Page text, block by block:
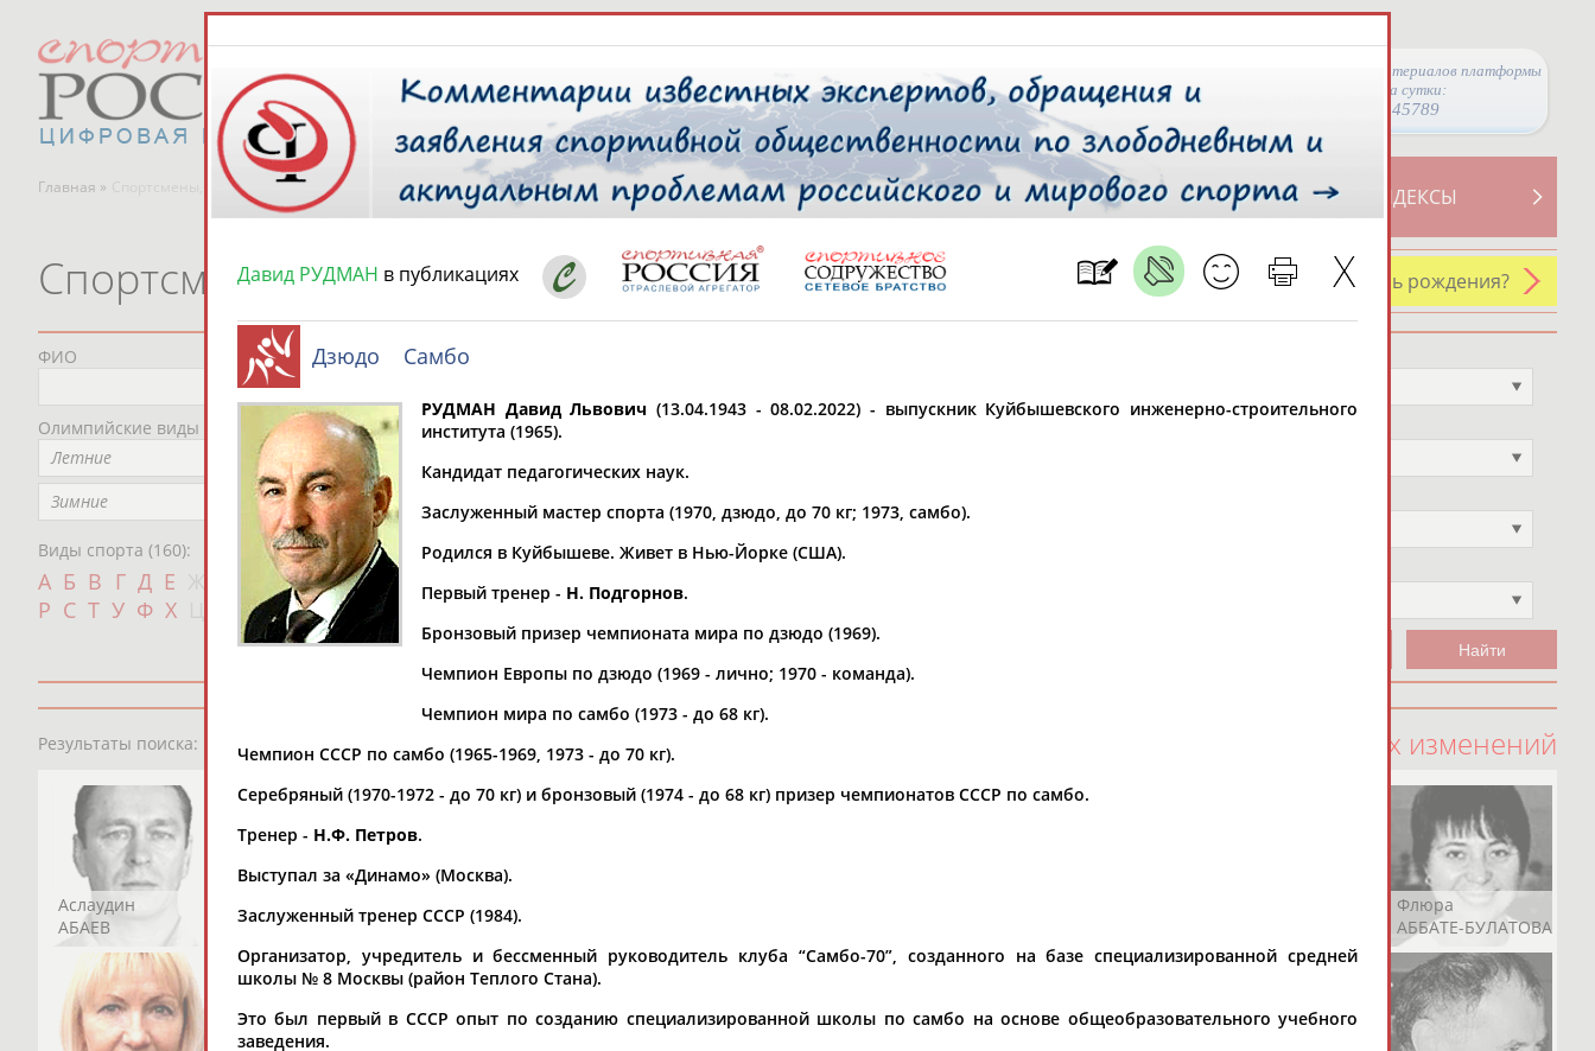
Просмотры материалов платформы
за сутки:
45789
Главная » Спортсмены, тренеры и специалисты СВОДНЫЕ ИНДЕКСЫ
ТАБЛО АКТИВНОСТИ
РЕСУРСНАЯ ПЛОЩАДКА
У кого сегодня день рождения?
Спортсмены, тренеры и специалисты
ФИО
Олимпийские виды спорта
Летние
Зимние
Виды спорта (160):
А Б В Г Д Е К Л М Н О
П
Р С Т У Ф Х Ш Щ Э Ю Я
* для действующих спортсменов
Место рождения
Дата рождения
с
чч мм год
Результаты поиска: 13181персон 100 последних изменений
Аслаудин
АБАЕВ
АБАИМОВА
АБАКУМОВА
Флюра
АББАТЕ-БУЛАТОВА
Давид РУДМАН в публикациях
Дзюдо Самбо
РУДМАН Давид Львович (13.04.1943 - 08.02.2022) - выпускник Куйбышевского инженерно-строительного
института (1965).
Кандидат педагогических наук.
Заслуженный мастер спорта (1970, дзюдо, до 70 кг; 1973, самбо).
Родился в Куйбышеве. Живет в Нью-Йорке (США).
Первый тренер - Н. Подгорнов.
Бронзовый призер чемпионата мира по дзюдо (1969).
Чемпион Европы по дзюдо (1969 - лично; 1970 - команда).
Чемпион мира по самбо (1973 - до 68 кг).
Чемпион СССР по самбо (1965-1969, 1973 - до 70 кг).
Серебряный (1970-1972 - до 70 кг) и бронзовый (1974 - до 68 кг) призер чемпионатов СССР по самбо.
Тренер - Н.Ф. Петров.
Выступал за «Динамо» (Москва).
Заслуженный тренер СССР (1984).
Организатор, учредитель и бессменный руководитель клуба “Самбо-70”, созданного на базе специализированной средней
школы № 8 Москвы (район Теплого Стана).
Это был первый в СССР опыт по созданию специализированной школы по самбо на основе общеобразовательного учебного
заведения.